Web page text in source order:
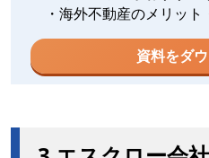
・海外不動産のメリッ
資料をダ